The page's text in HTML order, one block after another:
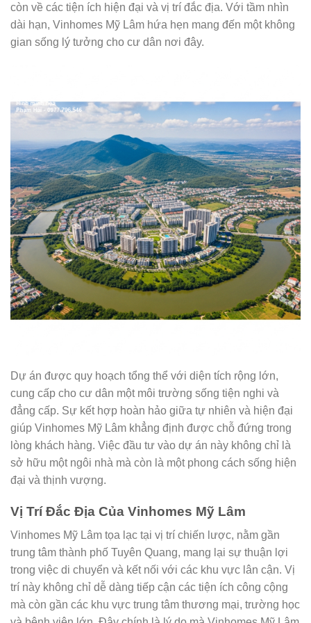
còn về các tiện ích hiện đại và vị trí đắc địa. Với tầm nhìn
dài hạn, Vinhomes Mỹ Lâm hứa hẹn mang đến một không
gian sống lý tưởng cho cư dân nơi đây.
Dự án được quy hoạch tổng thể với diện tích rộng lớn,
cung cấp cho cư dân một môi trường sống tiện nghi và
đẳng cấp. Sự kết hợp hoàn hảo giữa tự nhiên và hiện đại
giúp Vinhomes Mỹ Lâm khẳng định được chỗ đứng trong
lòng khách hàng. Việc đầu tư vào dự án này không chỉ là
sở hữu một ngôi nhà mà còn là một phong cách sống hiện
đại và thịnh vượng.
Vị Trí Đắc Địa Của Vinhomes Mỹ Lâm
Vinhomes Mỹ Lâm tọa lạc tại vị trí chiến lược, nằm gần
trung tâm thành phố Tuyên Quang, mang lại sự thuận lợi
trong việc di chuyển và kết nối với các khu vực lân cận. Vị
trí này không chỉ dễ dàng tiếp cận các tiện ích công cộng
mà còn gần các khu vực trung tâm thương mại, trường học